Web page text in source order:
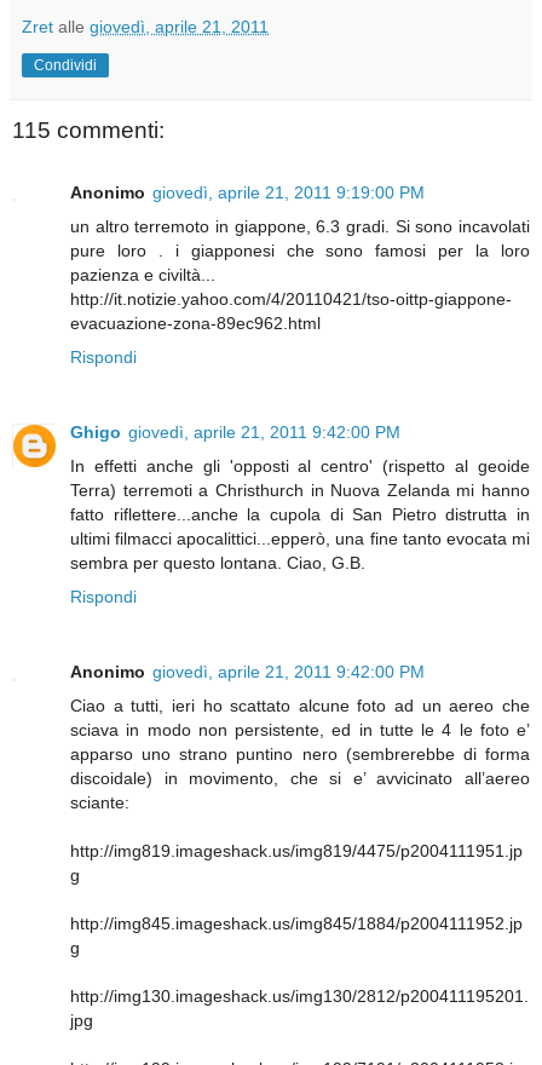
Zret alle giovedì, aprile 21, 2011
Condividi
115 commenti:
Anonimo giovedì, aprile 21, 2011 9:19:00 PM
un altro terremoto in giappone, 6.3 gradi. Si sono incavolati
pure loro . i giapponesi che sono famosi per la loro
pazienza e civiltà...
http://it.notizie.yahoo.com/4/20110421/tso-oittp-giappone-
evacuazione-zona-89ec962.html
Rispondi
Ghigo giovedì, aprile 21, 2011 9:42:00 PM
In effetti anche gli 'opposti al centro' (rispetto al geoide
Terra) terremoti a Christhurch in Nuova Zelanda mi hanno
fatto riflettere...anche la cupola di San Pietro distrutta in
ultimi filmacci apocalittici...epperò, una fine tanto evocata mi
sembra per questo lontana. Ciao, G.B.
Rispondi
Anonimo giovedì, aprile 21, 2011 9:42:00 PM
Ciao a tutti, ieri ho scattato alcune foto ad un aereo che
sciava in modo non persistente, ed in tutte le 4 le foto e’
apparso uno strano puntino nero (sembrerebbe di forma
discoidale) in movimento, che si e’ avvicinato all’aereo
sciante:
http://img819.imageshack.us/img819/4475/p2004111951.jp
g
http://img845.imageshack.us/img845/1884/p2004111952.jp
g
http://img130.imageshack.us/img130/2812/p200411195201.
jpg